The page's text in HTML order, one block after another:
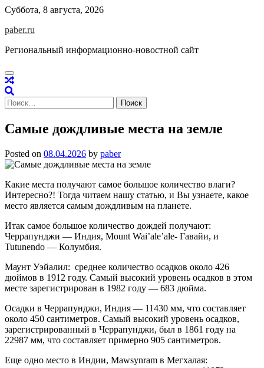
Skip
content
Суббота, 8 августа, 2026
paber.ru
Региональный информационно-новостной сайт
Найти:
Самые дождливые места на земле
Posted on 08.04.2026 by paber
Какие места получают самое большое количество влаги?
Интересно?! Тогда читаем нашу статью, и Вы узнаете, какое
место является самым дождливым на планете.
Итак самое большое количество дождей получают:
Черрапунджи — Индия, Mount Wai’ale’ale- Гавайи, и
Tutunendo — Колумбия.
Маунт Уэйалил: среднее количество осадков около 426
дюймов в 1912 году. Самый высокий уровень осадков в этом
месте зарегистрирован в 1982 году — 683 дюйма.
Осадки в Черрапунджи, Индия — 11430 мм, что составляет
около 450 сантиметров. Самый высокий уровень осадков,
зарегистрированный в Черрапунджи, был в 1861 году на
22987 мм, что составляет примерно 905 сантиметров.
Еще одно место в Индии, Mawsynram в Мегхалая: